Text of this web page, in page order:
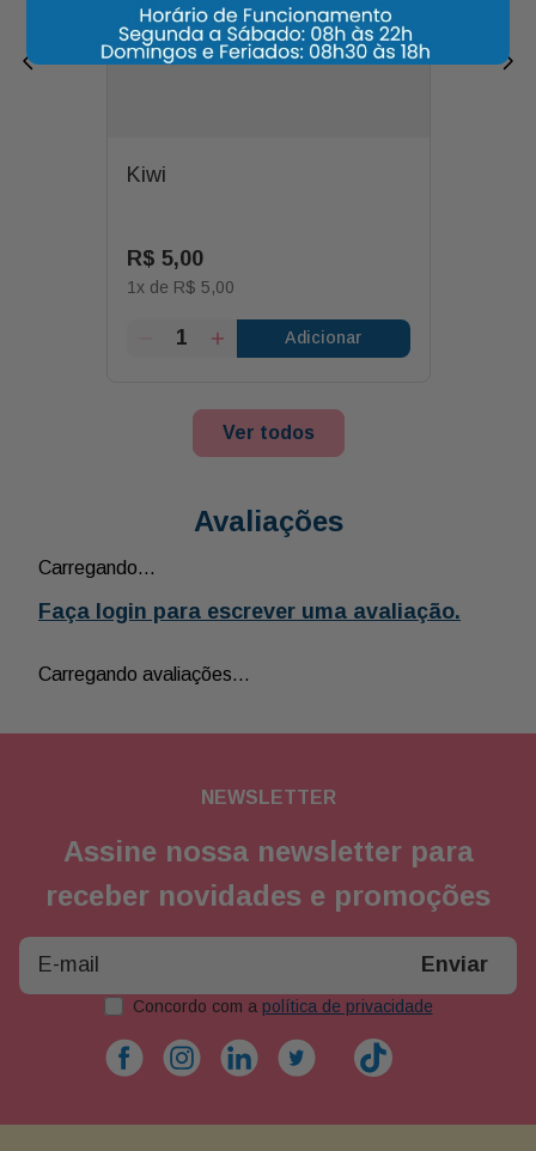
Kiwi
R$ 5,00
1x de R$ 5,00
Adicionar
Ver todos
Avaliações
Carregando…
Faça login para escrever uma avaliação.
Carregando avaliações…
NEWSLETTER
Assine nossa newsletter para
receber novidades e promoções
Enviar
Concordo com a política de privacidade